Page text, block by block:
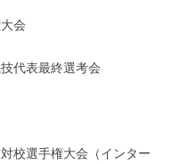
会
代表最終選考会
校選手権大会（インター